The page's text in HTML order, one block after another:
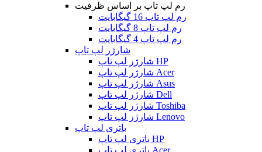
رم لپ تاپ بر اساس ظرفیت
رم لپ تاپ 16 گیگابایت
رم لپ تاپ 8 گیگابایت
رم لپ تاپ 4 گیگابایت
شارژر لپ تاپ
شارژر لپ تاپ HP
شارژر لپ تاپ Acer
شارژر لپ تاپ Asus
شارژر لپ تاپ Dell
شارژر لپ تاپ Toshiba
شارژر لپ تاپ Lenovo
باتری لپ تاپ
باتری لپ تاپ HP
باتری لپ تاپ Acer